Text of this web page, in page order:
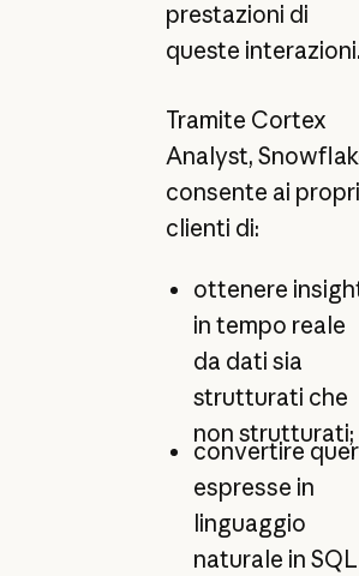
prestazioni di
queste interazioni.
Tramite Cortex
Analyst,
consente ai propri
clienti di:
ottenere
in tempo reale
da dati sia
strutturati che
non strutturati;
convertire
espresse in
linguaggio
naturale in SQL